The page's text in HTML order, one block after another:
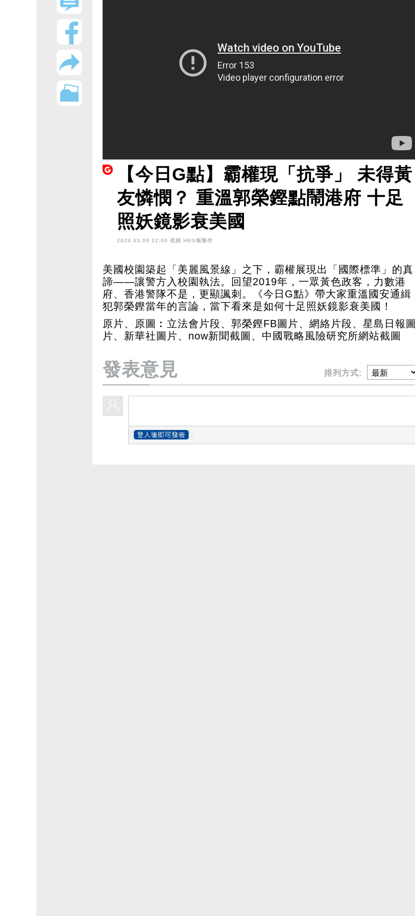
【今日G點】霸權現「抗爭」 未得黃
友憐憫？ 重溫郭榮鏗點鬧港府 十足
照妖鏡影衰美國
2024.05.08 22:00 視頻 HKG報製作
美國校園築起「美麗風景線」之下，霸權展現出「國際標準」的真
諦——讓警方入校園執法。回望2019年，一眾黃色政客，力數港
府、香港警隊不是，更顯諷刺。《今日G點》帶大家重溫國安通緝
犯郭榮鏗當年的言論，當下看來是如何十足照妖鏡影衰美國！
原片、原圖︰立法會片段、郭榮鏗FB圖片、網絡片段、星島日報圖
片、新華社圖片、now新聞截圖、中國戰略風險研究所網站截圖
發表意見 排列方式: